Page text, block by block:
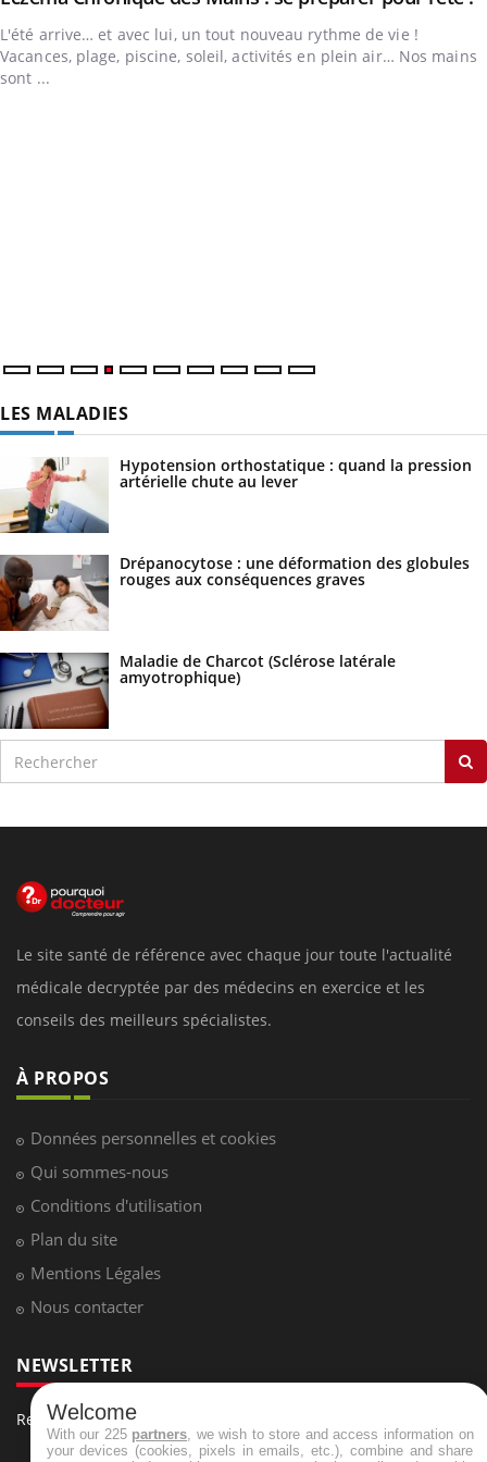
L'été arrive… et avec lui, un tout nouveau rythme de vie !
Vacances, plage, piscine, soleil, activités en plein air… Nos mains
sont ...
LES MALADIES
Hypotension orthostatique : quand la pression
artérielle chute au lever
Drépanocytose : une déformation des globules
rouges aux conséquences graves
Maladie de Charcot (Sclérose latérale
amyotrophique)
Le site santé de référence avec chaque jour toute l'actualité
médicale decryptée par des médecins en exercice et les
conseils des meilleurs spécialistes.
À PROPOS
Données personnelles et cookies
Qui sommes-nous
Conditions d'utilisation
Plan du site
Mentions Légales
Nous contacter
NEWSLETTER
Recevez toutes les semaines les meilleures infos santé
Welcome
With our 225 partners , we wish to store and access information on
your devices (cookies, pixels in emails, etc.), combine and share